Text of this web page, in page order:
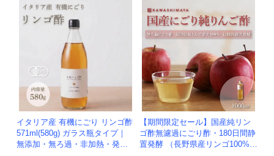
イタリア産 有機にごり リンゴ酢
571ml(580g) ガラス瓶タイプ｜
無添加・無ろ過・非加熱・発酵
【期間限定セール】国産純リン
ゴ酢無濾過にごり酢・180日間静
置発酵 （長野県産リンゴ100%）